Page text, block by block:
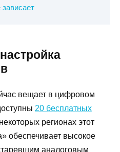
вещает в цифровом
20 бесплатных
регионах этот
обеспечивает высокое
аналоговым